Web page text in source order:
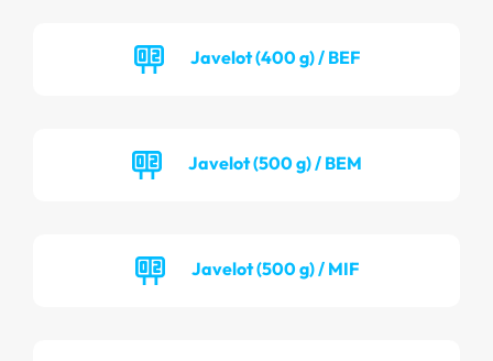
Javelot (400 g) / BEF
Javelot (500 g) / BEM
Javelot (500 g) / MIF